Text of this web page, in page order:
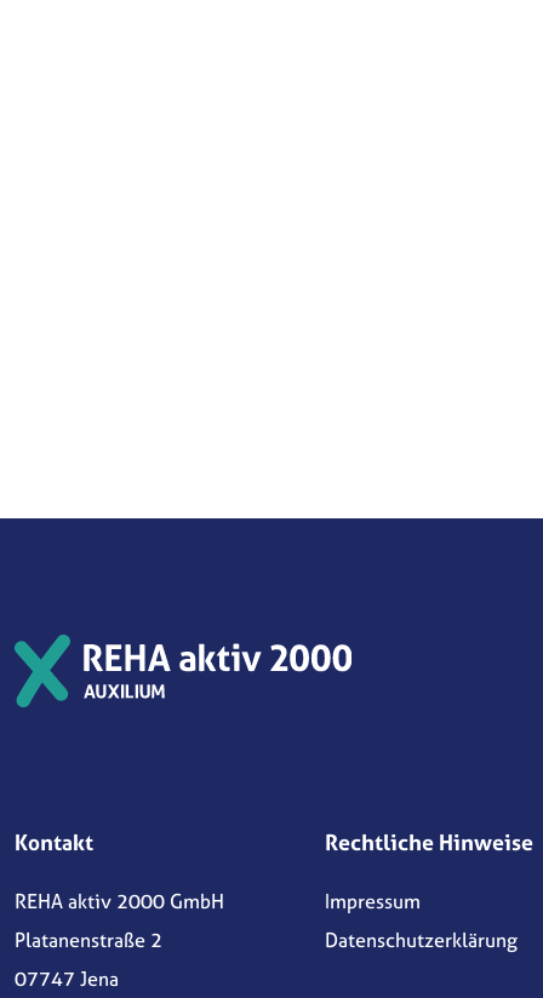
Kontakt
REHA aktiv 2000 GmbH
Platanenstraße 2
07747 Jena
Rechtliche Hinweise
Impressum
Datenschutzerklärung